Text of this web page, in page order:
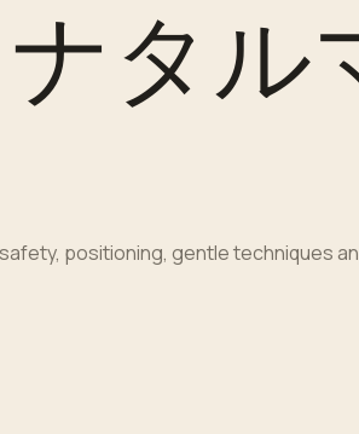
タル
positioning, gentle techniques